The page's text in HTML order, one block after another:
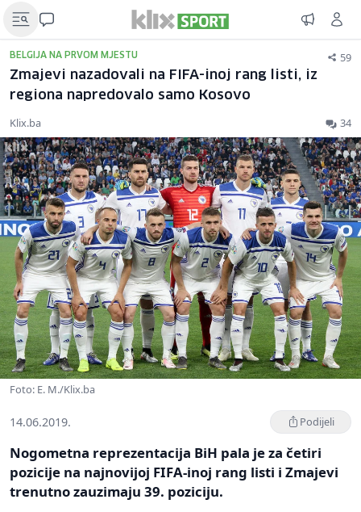
BELGIJA NA PRVOM MJESTU 59
Zmajevi nazadovali na FIFA-inoj rang listi, iz
regiona napredovalo samo Kosovo
Klix.ba 34
Foto: E. M./Klix.ba
14.06.2019. Podijeli
Nogometna reprezentacija BiH pala je za četiri
pozicije na najnovijoj FIFA-inoj rang listi i Zmajevi
trenutno zauzimaju 39. poziciju.